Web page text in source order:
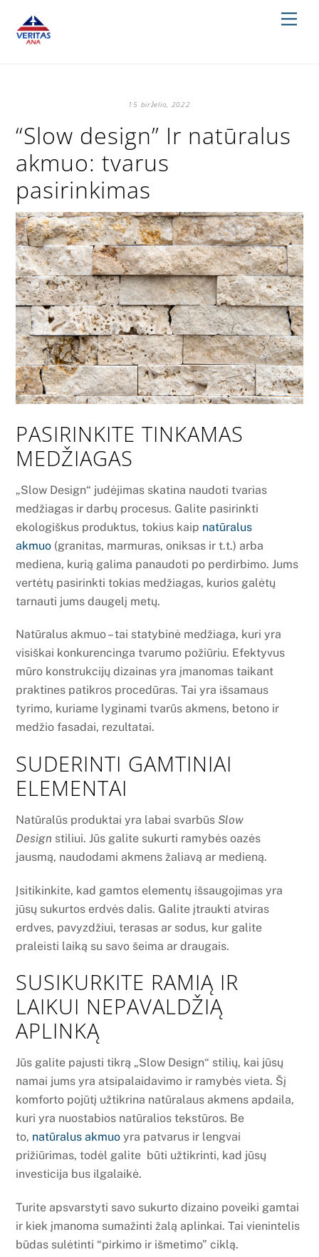
content
15 birželio, 2022
“Slow design” Ir natūralus
akmuo: tvarus
pasirinkimas
PASIRINKITE TINKAMAS
MEDŽIAGAS
„Slow Design“ judėjimas skatina naudoti tvarias
medžiagas ir darbų procesus. Galite pasirinkti
ekologiškus produktus, tokius kaip natūralus
akmuo (granitas, marmuras, oniksas ir t.t.) arba
mediena, kurią galima panaudoti po perdirbimo. Jums
vertėtų pasirinkti tokias medžiagas, kurios galėtų
tarnauti jums daugelį metų.
Natūralus akmuo – tai statybinė medžiaga, kuri yra
visiškai konkurencinga tvarumo požiūriu. Efektyvus
mūro konstrukcijų dizainas yra įmanomas taikant
praktines patikros procedūras. Tai yra išsamaus
tyrimo, kuriame lyginami tvarūs akmens, betono ir
medžio fasadai, rezultatai.
SUDERINTI GAMTINIAI
ELEMENTAI
Natūralūs produktai yra labai svarbūs Slow
Design stiliui. Jūs galite sukurti ramybės oazės
jausmą, naudodami akmens žaliavą ar medieną.
Įsitikinkite, kad gamtos elementų išsaugojimas yra
jūsų sukurtos erdvės dalis. Galite įtraukti atviras
erdves, pavyzdžiui, terasas ar sodus, kur galite
praleisti laiką su savo šeima ar draugais.
SUSIKURKITE RAMIĄ IR
LAIKUI NEPAVALDŽIĄ
APLINKĄ
Jūs galite pajusti tikrą „Slow Design“ stilių, kai jūsų
namai jums yra atsipalaidavimo ir ramybės vieta. Šį
komforto pojūtį užtikrina natūralaus akmens apdaila,
kuri yra nuostabios natūralios tekstūros. Be
to, natūralus akmuo yra patvarus ir lengvai
prižiūrimas, todėl galite būti užtikrinti, kad jūsų
investicija bus ilgalaikė.
Turite apsvarstyti savo sukurto dizaino poveiki gamtai
ir kiek įmanoma sumažinti žalą aplinkai. Tai vienintelis
būdas sulėtinti “pirkimo ir išmetimo” ciklą.